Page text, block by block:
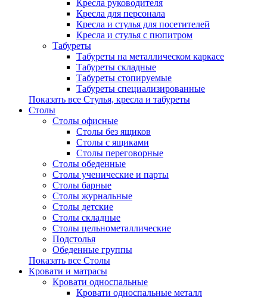
Кресла руководителя
Кресла для персонала
Кресла и стулья для посетителей
Кресла и стулья с пюпитром
Табуреты
Табуреты на металлическом каркасе
Табуреты складные
Табуреты стопируемые
Табуреты специализированные
Показать все Стулья, кресла и табуреты
Столы
Столы офисные
Столы без ящиков
Столы с ящиками
Столы переговорные
Столы обеденные
Столы ученические и парты
Столы барные
Столы журнальные
Столы детские
Столы складные
Столы цельнометаллические
Подстолья
Обеденные группы
Показать все Столы
Кровати и матрасы
Кровати односпальные
Кровати односпальные металл